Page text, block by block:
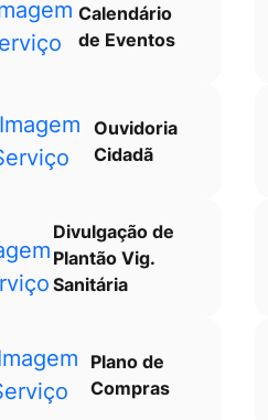
Calendário
de Eventos
Ouvidoria
Cidadã
Divulgação de
Plantão Vig.
Sanitária
Plano de
Compras